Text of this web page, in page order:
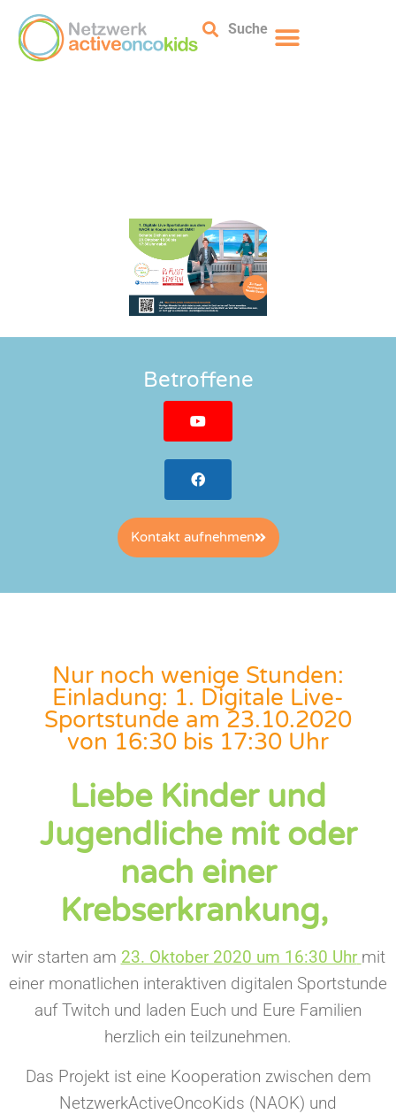
Suche
Betroffene
Kontakt aufnehmen
Nur noch wenige Stunden:
Einladung: 1. Digitale Live-
Sportstunde am 23.10.2020
von 16:30 bis 17:30 Uhr
Liebe Kinder und
Jugendliche mit oder
nach einer
Krebserkrankung,
wir starten am 23. Oktober 2020 um 16:30 Uhr mit
einer monatlichen interaktiven digitalen Sportstunde
auf Twitch und laden Euch und Eure Familien
herzlich ein teilzunehmen.
Das Projekt ist eine Kooperation zwischen dem
NetzwerkActiveOncoKids (NAOK) und